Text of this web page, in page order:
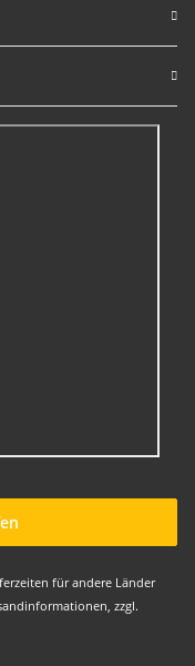
für andere Länder
zzgl.